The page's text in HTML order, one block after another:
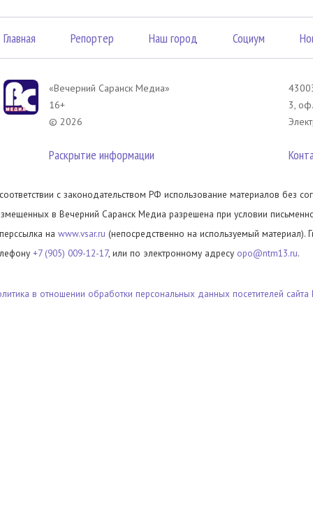
Главная Репортер Наш город Социум
«Вечерний Саранск Mедиа»
16+
© 2026
Раскрытие информации
3,
с законодательством РФ использование материалов без
в Вечерний Саранск Медиа разрешена при условии
на www.vsar.ru (непосредственно на используемый материал).
+7 (905) 009-12-17, или по электронному адресу opo@ntm13.ru.
в отношении обработки персональных данных посетителей